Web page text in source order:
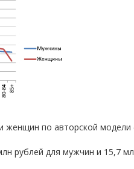
по авторской модели
рублей для мужчин и 15,7